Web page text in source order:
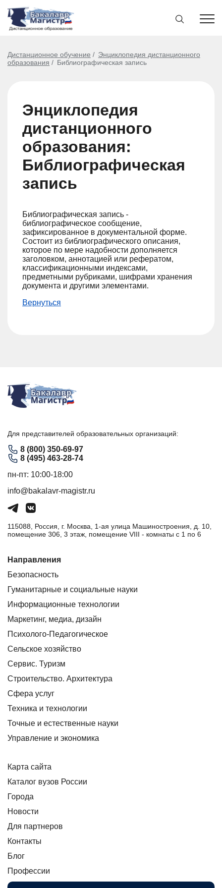
Дистанционное обучение
Энциклопедия дистанционного
образования
Библиографическая запись
Энциклопедия
дистанционного
образования:
Библиографическая
запись
Библиографическая запись -
библиографическое сообщение,
зафиксированное в документальной форме.
Состоит из библиографического описания,
которое по мере надобности дополняется
заголовком, аннотацией или рефератом,
классификационными индексами,
предметными рубриками, шифрами хранения
документа и другими элементами.
Вернуться
Для представителей образовательных организаций:
8 (800) 350-69-97
8 (495) 463-28-74
пн-пт: 10:00-18:00
info@bakalavr-magistr.ru
115088, Россия, г. Москва, 1-ая улица Машиностроения, д. 10,
помещение 306, 3 этаж, помещение VIII - комнаты с 1 по 6
Направления
Безопасность
Гуманитарные и социальные науки
Информационные технологии
Маркетинг, медиа, дизайн
Психолого-Педагогическое
Сельское хозяйство
Сервис. Туризм
Строительство. Архитектура
Сфера услуг
Техника и технологии
Точные и естественные науки
Управление и экономика
Карта сайта
Каталог вузов России
Города
Новости
Для партнеров
Контакты
Блог
Профессии